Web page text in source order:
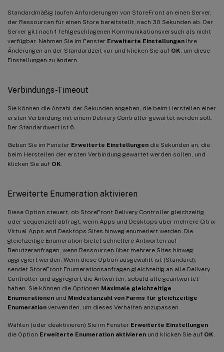
Standardmäßig laufen Anforderungen von StoreFront an einen Server,
der Ressourcen für einen Store bereitstellt, nach 30 Sekunden ab. Der
Server gilt nach 1 fehlgeschlagenen Kommunikationsversuch als nicht
verfügbar. Nehmen Sie im Fenster Erweiterte Einstellungen Ihre
Änderungen an der Standardzeit vor und klicken Sie auf OK, um diese
Einstellungen zu ändern.
Verbindungs-Timeout
Sie können die Anzahl der Sekunden angeben, die beim Herstellen einer
ersten Verbindung mit einem Delivery Controller gewartet werden soll.
Der Standardwert ist 6.
Geben Sie im Fenster Erweiterte Einstellungen die Sekunden an, die
beim Herstellen der ersten Verbindung gewartet werden sollen, und
klicken Sie auf OK.
Erweiterte Enumeration aktivieren
Diese Option steuert, ob StoreFront Delivery Controller gleichzeitig
oder sequenziell abfragt, wenn Apps und Desktops über mehrere Citrix
Virtual Apps and Desktops Sites hinweg enumeriert werden. Die
gleichzeitige Enumeration bietet schnellere Antworten auf
Benutzeranfragen, wenn Ressourcen über mehrere Sites hinweg
aggregiert werden. Wenn diese Option ausgewählt ist (Standard),
sendet StoreFront Enumerationsanfragen gleichzeitig an alle Delivery
Controller und aggregiert die Antworten, sobald alle geantwortet
haben. Sie können die Optionen Maximale gleichzeitige
Enumerationen und Mindestanzahl von Farms für gleichzeitige
Enumeration verwenden, um dieses Verhalten anzupassen.
Wählen (oder deaktivieren) Sie im Fenster Erweiterte Einstellungen
die Option Erweiterte Enumeration aktivieren und klicken Sie auf OK.